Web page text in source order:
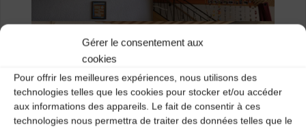
Gérer le consentement aux
cookies
Pour offrir les meilleures expériences, nous utilisons des
technologies telles que les cookies pour stocker et/ou accéder
aux informations des appareils. Le fait de consentir à ces
technologies nous permettra de traiter des données telles que le